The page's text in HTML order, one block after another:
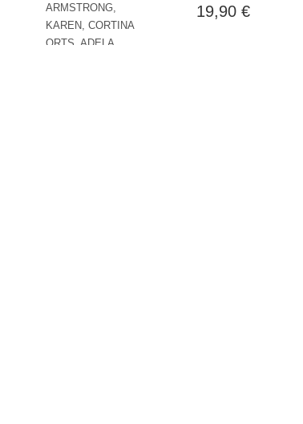
ARMSTRONG,
KAREN, CORTINA
ORTS, ADELA,
19,90 €